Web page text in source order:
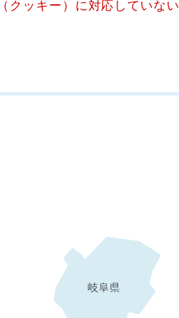
クッキー）に対応していない